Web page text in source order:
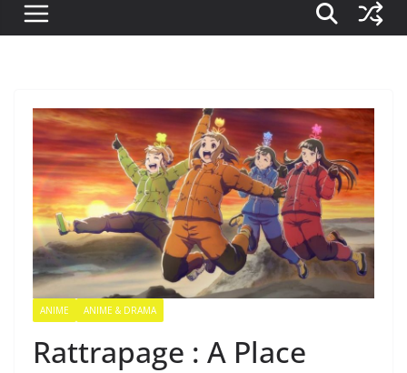
ANIME ANIME & DRAMA
Rattrapage : A Place